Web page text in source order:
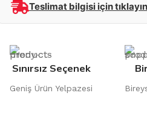
Teslimat bilgisi için tıklayın
Sınırsız Seçenek
Geniş Ürün Yelpazesi